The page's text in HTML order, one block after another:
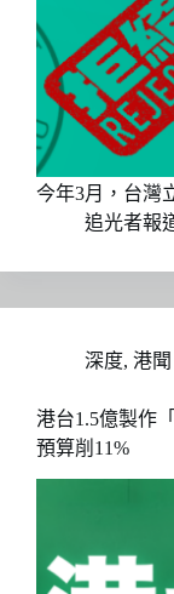
今年3月，台灣
追光者報
深度, 港聞
港台1.5億製作
預算削11%